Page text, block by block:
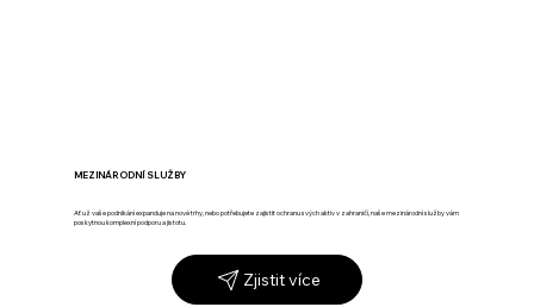
MEZINÁRODNÍ SLUŽBY
Ať už vaše podnikání expanduje na nové trhy, nebo potřebujete zajistit ochranu svých aktiv v zahraničí, naše mezinárodní služby vám
poskytnou komplexní podporu a jistotu.
Zjistit více